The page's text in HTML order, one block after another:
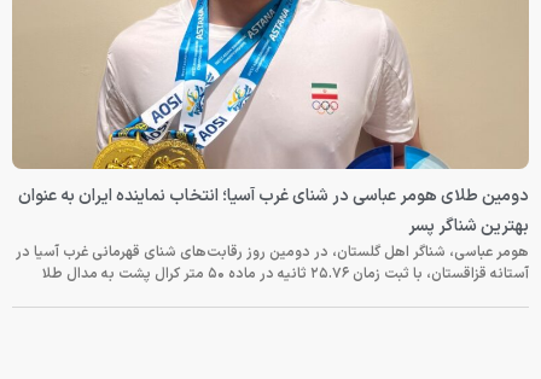
دومین طلای هومر عباسی در شنای غرب آسیا؛ انتخاب نماینده ایران به عنوان
بهترین شناگر پسر
هومر عباسی، شناگر اهل گلستان، در دومین روز رقابت‌های شنای قهرمانی غرب آسیا در
آستانه قزاقستان، با ثبت زمان ۲۵.۷۶ ثانیه در ماده ۵۰ متر کرال پشت به مدال طلا